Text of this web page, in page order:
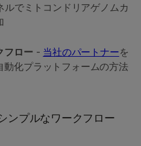
ルでミトコンドリアゲノムカ
フロー - 当社のパートナーを
動化プラットフォームの方法
ンプルなワークフロー